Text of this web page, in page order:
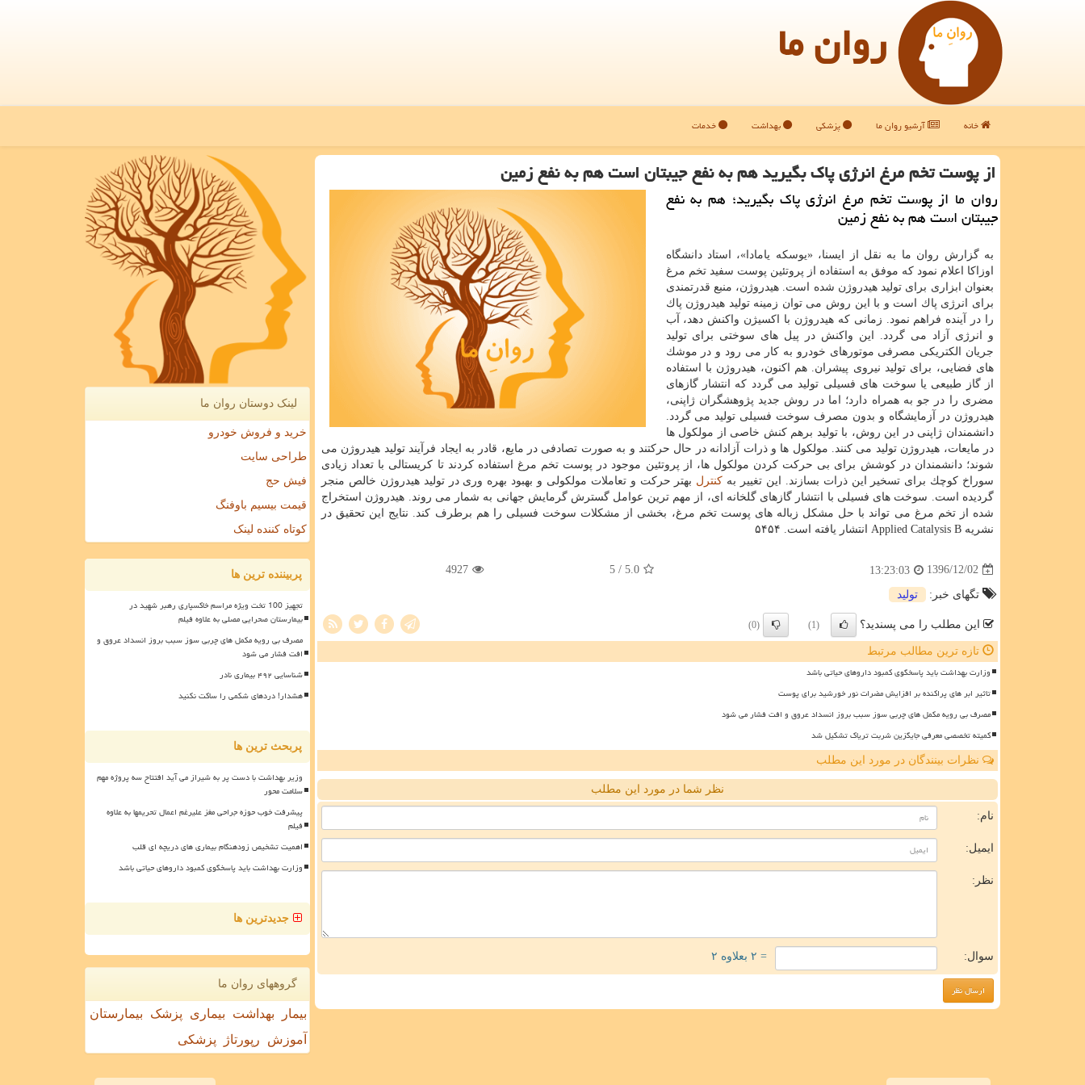
روان ما
خانه آرشیو روان ما پزشکی بهداشت خدمات
از پوست تخم مرغ انرژی پاك بگیرید هم به نفع جیبتان است هم به نفع زمین
روان ما از پوست تخم مرغ انرژی پاك بگیرید؛ هم به نفع
جیبتان است هم به نفع زمین
به گزارش روان ما به نقل از ایسنا، «یوسكه یامادا»، استاد دانشگاه
اوزاكا اعلام نمود كه موفق به استفاده از پروتئین پوست سفید تخم مرغ
بعنوان ابزاری برای تولید هیدروژن شده است. هیدروژن، منبع قدرتمندی
برای انرژی پاك است و با این روش می توان زمینه تولید هیدروژن پاك
را در آینده فراهم نمود. زمانی كه هیدروژن با اكسیژن واكنش دهد، آب
و انرژی آزاد می گردد. این واكنش در پیل های سوختی برای تولید
جریان الكتریكی مصرفی موتورهای خودرو به كار می رود و در موشك
های فضایی، برای تولید نیروی پیشران. هم اكنون، هیدروژن با استفاده
از گاز طبیعی یا سوخت های فسیلی تولید می گردد كه انتشار گازهای
مضری را در جو به همراه دارد؛ اما در روش جدید پژوهشگران ژاپنی،
هیدروژن در آزمایشگاه و بدون مصرف سوخت فسیلی تولید می گردد.
دانشمندان ژاپنی در این روش، با تولید برهم كنش خاصی از مولكول ها
در مایعات، هیدروژن تولید می كنند. مولكول ها و ذرات آزادانه در حال حركتند و به صورت تصادفی در مایع، قادر به ایجاد فرآیند تولید هیدروژن می
شوند؛ دانشمندان در كوشش برای بی حركت كردن مولكول ها، از پروتئین موجود در پوست تخم مرغ استفاده كردند تا كریستالی با تعداد زیادی
سوراخ كوچك برای تسخیر این ذرات بسازند. این تغییر به كنترل بهتر حركت و تعاملات مولكولی و بهبود بهره وری در تولید هیدروژن خالص منجر
گردیده است. سوخت های فسیلی با انتشار گازهای گلخانه ای، از مهم ترین عوامل گسترش گرمایش جهانی به شمار می روند. هیدروژن استخراج
شده از تخم مرغ می تواند با حل مشكل زباله های پوست تخم مرغ، بخشی از مشكلات سوخت فسیلی را هم برطرف كند. نتایج این تحقیق در
نشریه Applied Catalysis B انتشار یافته است. ۵۴۵۴
1396/12/02
13:23:03
5.0
/ 5
4927
تگهای خبر: تولید
این مطلب را می پسندید؟ (1)
(0)
تازه ترین مطالب مرتبط
وزارت بهداشت باید پاسخگوی کمبود داروهای حیاتی باشد
تاثیر ابر های پراکنده بر افزایش مضرات نور خورشید برای پوست
مصرف بی رویه مکمل های چربی سوز سبب بروز انسداد عروق و افت فشار می شود
کمیته تخصصی معرفی جایگزین شربت تریاک تشکیل شد
نظرات بینندگان در مورد این مطلب
نظر شما در مورد این مطلب
نام:
ایمیل:
نظر:
سوال: = ۲ بعلاوه ۲
لینک دوستان روان ما
خرید و فروش خودرو
طراحی سایت
فیش حج
قیمت بیسیم باوفنگ
کوتاه کننده لینک
پربیننده ترین ها
تجهیز 100 تخت ویژه مراسم خاکسپاری رهبر شهید در
بیمارستان صحرایی مصلی به علاوه فیلم
مصرف بی رویه مکمل های چربی سوز سبب بروز انسداد عروق و
افت فشار می شود
شناسایی ۴۹۲ بیماری نادر
هشدار! دردهای شکمی را ساکت نکنید
پربحث ترین ها
وزیر بهداشت با دست پر به شیراز می آید افتتاح سه پروژه مهم
سلامت محور
پیشرفت خوب حوزه جراحی مغز علیرغم اعمال تحریمها به علاوه
فیلم
اهمیت تشخیص زودهنگام بیماری های دریچه ای قلب
وزارت بهداشت باید پاسخگوی کمبود داروهای حیاتی باشد
جدیدترین ها
گروههای روان ما
بیمار بهداشت بیماری پزشک
بیمارستان
آموزش
رپورتاژ پزشکی